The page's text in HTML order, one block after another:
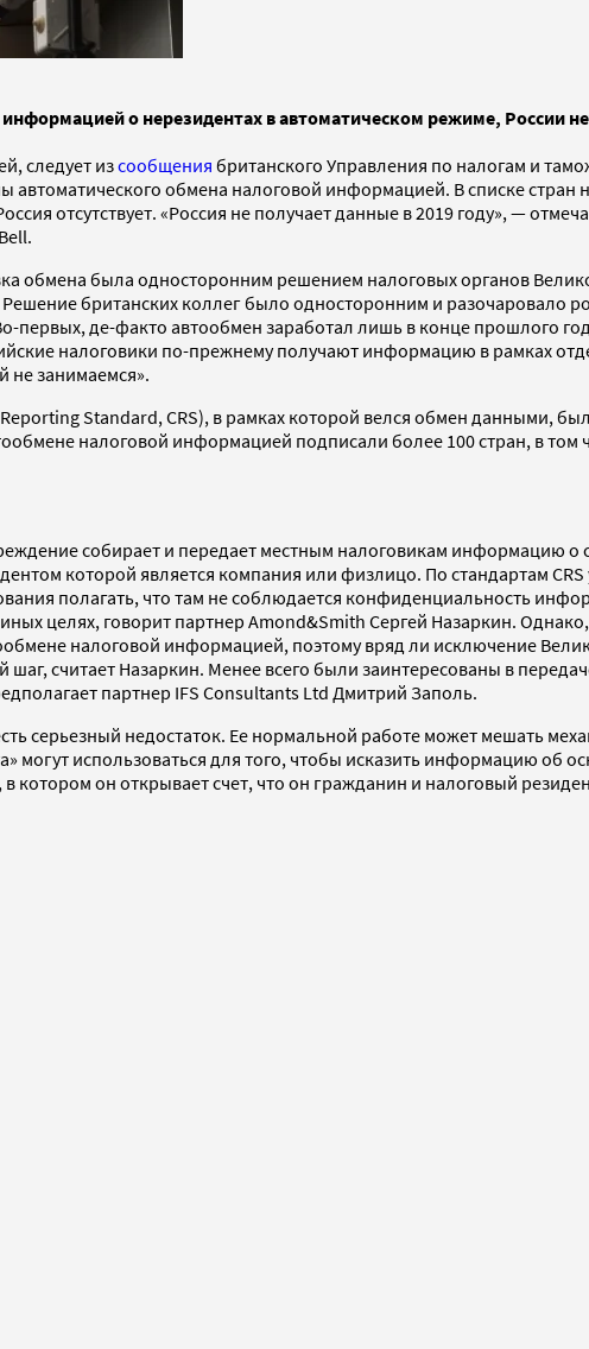
о нерезидентах в автоматическом режиме, России
следует изсообщения британского Управления по налогам и
обмена налоговой информацией. В списке стран
отсутствует. «Россия не получает данные в 2019 году», —
обмена была односторонним решением налоговых органов
британских коллег было односторонним и разочаровало
первых, де-факто автообмен заработал лишь в конце прошлого
налоговики по-прежнему получают информацию в рамках
не занимаемся».
Standard, CRS), в рамках которой велся обмен данными,
налоговой информацией подписали более 100 стран, в том
собирает и передает местным налоговикам информацию
которой является компания или физлицо. По стандартам CRS
полагать, что там не соблюдается конфиденциальность
целях, говорит партнер Amond&Smith Сергей Назаркин.
налоговой информацией, поэтому вряд ли исключение
считает Назаркин. Менее всего были заинтересованы в
партнер IFS Consultants Ltd Дмитрий Заполь.
серьезный недостаток. Ее нормальной работе может мешать
могут использоваться для того, чтобы исказить информацию об
котором он открывает счет, что он гражданин и налоговый